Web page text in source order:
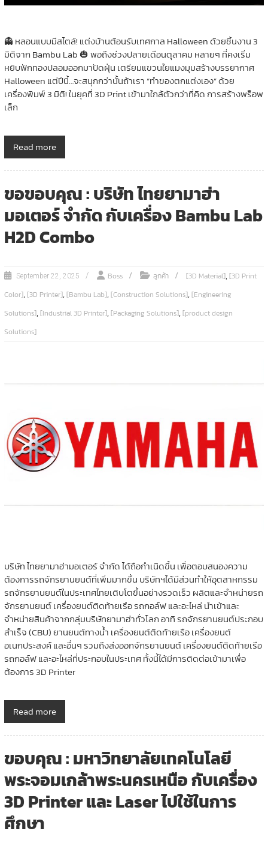
👻 หลอนแบบมีสไตล์! แต่งบ้านต้อนรับเทศกาล Halloween ด้วยชิ้นงาน 3
มิติจาก Bambu Lab 🎃 พอถึงช่วงปลายเดือนตุลาคม หลายๆ ที่คงเริ่ม
หยิบฟักทองปลอมออกมาปัดฝุ่น เตรียมแขวนใยแมงมุมสร้างบรรยากาศ
Halloween แต่ปีนี้…จะสนุกกว่านั้นถ้าเรา “ทำของตกแต่งเอง” ด้วย
เครื่องพิมพ์ 3 มิติ! ในยุคที่ 3D Print เข้ามาใกล้ตัวกว่าที่คิด การสร้างพร็อพ
เล็ก
Read more
ขอขอบคุณ : บริษัท ไทยยามาฮ่า
มอเตอร์ จำกัด กับเครื่อง Bambu Lab
H2D Combo
September 22, 2025 Boss ลูกค้า [3D Material],[3D Print
Color],[3D Printer],[Bambu Lab],[Construction Solutions],[Engineering
Solutions],[Industrial 3D Printer],[Packaging Solutions],[product design
Solutions]
บริษัท ไทยยามาฮ่ามอเตอร์ จำกัด ได้ถือกำเนิดขึ้น เพื่อตอบสนองความ
ต้องการรถจักรยานยนต์ที่เพิ่มมากขึ้น บริษัทฯได้มีส่วนทำให้อุตสาหกรรม
รถจักรยานยนต์ในประเทศไทยเติบโตขึ้นอย่างรวดเร็ว ผลิตและจำหน่ายรถ
จักรยานยนต์ เครื่องยนต์ติดท้ายเรือ รถกอล์ฟ และอะไหล่ นำเข้าและ
จำหน่ายสินค้าจากกลุ่มบริษัทยามาฮ่าทั่วโลก อาทิ รถจักรยานยนต์ประกอบ
สำเร็จ (CBU) ยานยนต์ทางน้ำ เครื่องยนต์ติดท้ายเรือ เครื่องยนต์
อเนกประสงค์ และอื่นๆ รวมถึงส่งออกจักรยานยนต์ เครื่องยนต์ติดท้ายเรือ
รถกอล์ฟ และอะไหล่ที่ประกอบในประเทศ ทั้งนี้ได้มีการติดต่อเข้ามาเพื่อ
ต้องการ 3D Printer
Read more
ขอบคุณ : มหาวิทยาลัยเทคโนโลยี
พระจอมเกล้าพระนครเหนือ กับเครื่อง
3D Printer และ Laser ไปใช้ในการ
ศึกษา